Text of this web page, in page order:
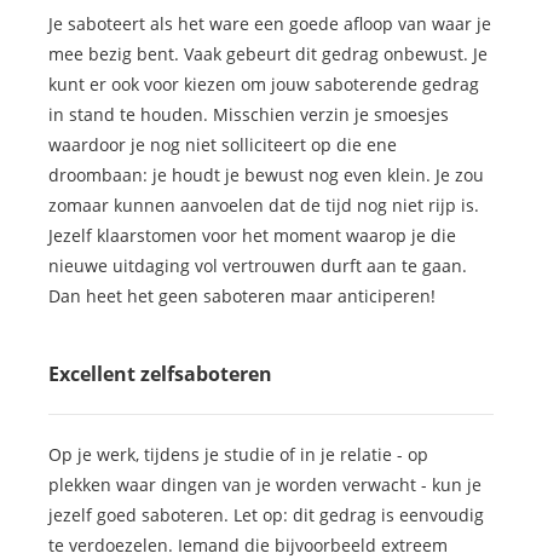
Je saboteert als het ware een goede afloop van waar je
mee bezig bent. Vaak gebeurt dit gedrag onbewust. Je
kunt er ook voor kiezen om jouw saboterende gedrag
in stand te houden. Misschien verzin je smoesjes
waardoor je nog niet solliciteert op die ene
droombaan: je houdt je bewust nog even klein. Je zou
zomaar kunnen aanvoelen dat de tijd nog niet rijp is.
Jezelf klaarstomen voor het moment waarop je die
nieuwe uitdaging vol vertrouwen durft aan te gaan.
Dan heet het geen saboteren maar anticiperen!
Excellent zelfsaboteren
Op je werk, tijdens je studie of in je relatie - op
plekken waar dingen van je worden verwacht - kun je
jezelf goed saboteren. Let op: dit gedrag is eenvoudig
te verdoezelen. Iemand die bijvoorbeeld extreem